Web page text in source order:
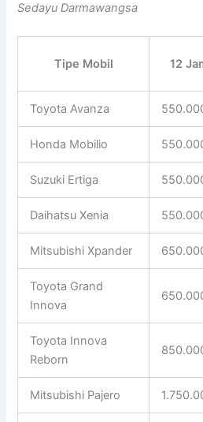
Sedayu Darmawangsa
Tipe Mobil 12
Toyota Avanza
Honda Mobilio
Suzuki Ertiga
Daihatsu Xenia
Mitsubishi Xpander
Toyota Grand
Innova
Toyota Innova
Reborn
Mitsubishi Pajero